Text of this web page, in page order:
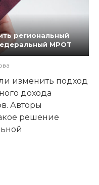
региональный
МРОТ
изменить подход
дохода
Авторы
решение